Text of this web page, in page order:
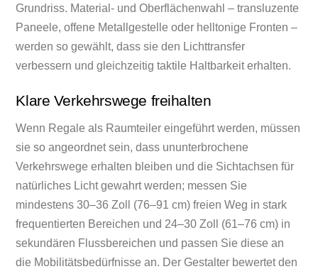
Grundriss. Material- und Oberflächenwahl – transluzente
Paneele, offene Metallgestelle oder helltonige Fronten –
werden so gewählt, dass sie den Lichttransfer
verbessern und gleichzeitig taktile Haltbarkeit erhalten.
Klare Verkehrswege freihalten
Wenn Regale als Raumteiler eingeführt werden, müssen
sie so angeordnet sein, dass ununterbrochene
Verkehrswege erhalten bleiben und die Sichtachsen für
natürliches Licht gewahrt werden; messen Sie
mindestens 30–36 Zoll (76–91 cm) freien Weg in stark
frequentierten Bereichen und 24–30 Zoll (61–76 cm) in
sekundären Flussbereichen und passen Sie diese an
die Mobilitätsbedürfnisse an. Der Gestalter bewertet den